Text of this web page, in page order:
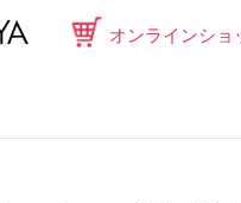
オンラインショ